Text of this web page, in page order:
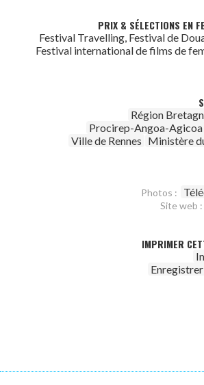
PRIX & SÉLECTIONS EN
Festival Travelling, Festival de
Festival international de films de
Région
Procirep-Angoa-Agicoa
Ville de Rennes Ministère
Photos :
Site web :
IMPRIMER